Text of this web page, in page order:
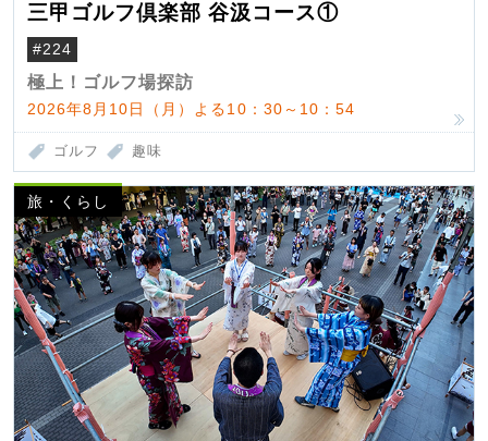
三甲ゴルフ倶楽部 谷汲コース①
#224
極上！ゴルフ場探訪
2026年8月10日（月）よる10：30～10：54
ゴルフ 趣味
旅・くらし